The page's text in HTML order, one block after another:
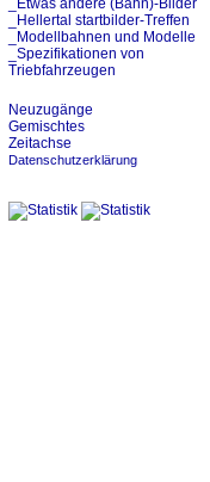
_Etwas andere (Bahn)-Bilder
_Hellertal startbilder-Treffen
_Modellbahnen und Modelle
_Spezifikationen von
Triebfahrzeugen
Neuzugänge
Gemischtes
Zeitachse
Datenschutzerklärung